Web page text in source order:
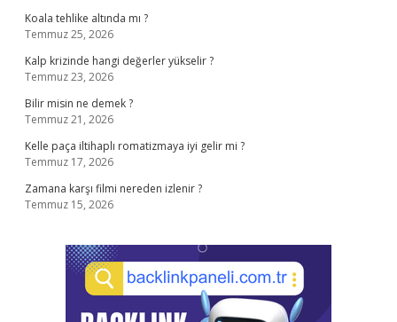
Koala tehlike altında mı ?
Temmuz 25, 2026
Kalp krizinde hangi değerler yükselir ?
Temmuz 23, 2026
Bilir misin ne demek ?
Temmuz 21, 2026
Kelle paça iltihaplı romatizmaya iyi gelir mi ?
Temmuz 17, 2026
Zamana karşı filmi nereden izlenir ?
Temmuz 15, 2026